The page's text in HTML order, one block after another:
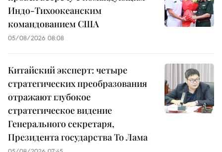
Индо-Тихоокеанским
командованием США
05/08/2026 08:08
Китайский эксперт: четыре
стратегических преобразования
отражают глубокое
стратегическое видение
Генерального секретаря,
Президента государства То Лама